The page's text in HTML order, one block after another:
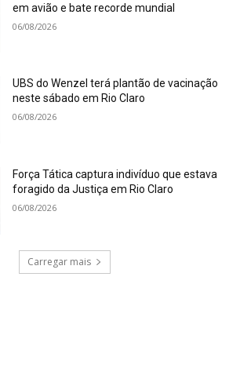
em avião e bate recorde mundial
06/08/2026
UBS do Wenzel terá plantão de vacinação
neste sábado em Rio Claro
06/08/2026
Força Tática captura indivíduo que estava
foragido da Justiça em Rio Claro
06/08/2026
Carregar mais